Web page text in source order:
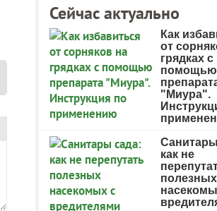
Сейчас актуально
Как
от
грядках с
помощью
"Миура".
как не
полезных